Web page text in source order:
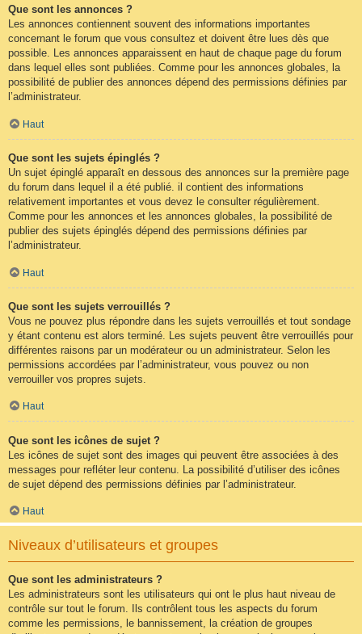
Que sont les annonces ?
Les annonces contiennent souvent des informations importantes
concernant le forum que vous consultez et doivent être lues dès que
possible. Les annonces apparaissent en haut de chaque page du forum
dans lequel elles sont publiées. Comme pour les annonces globales, la
possibilité de publier des annonces dépend des permissions définies par
l’administrateur.
Haut
Que sont les sujets épinglés ?
Un sujet épinglé apparaît en dessous des annonces sur la première page
du forum dans lequel il a été publié. il contient des informations
relativement importantes et vous devez le consulter régulièrement.
Comme pour les annonces et les annonces globales, la possibilité de
publier des sujets épinglés dépend des permissions définies par
l’administrateur.
Haut
Que sont les sujets verrouillés ?
Vous ne pouvez plus répondre dans les sujets verrouillés et tout sondage
y étant contenu est alors terminé. Les sujets peuvent être verrouillés pour
différentes raisons par un modérateur ou un administrateur. Selon les
permissions accordées par l’administrateur, vous pouvez ou non
verrouiller vos propres sujets.
Haut
Que sont les icônes de sujet ?
Les icônes de sujet sont des images qui peuvent être associées à des
messages pour refléter leur contenu. La possibilité d’utiliser des icônes
de sujet dépend des permissions définies par l’administrateur.
Haut
Niveaux d’utilisateurs et groupes
Que sont les administrateurs ?
Les administrateurs sont les utilisateurs qui ont le plus haut niveau de
contrôle sur tout le forum. Ils contrôlent tous les aspects du forum
comme les permissions, le bannissement, la création de groupes